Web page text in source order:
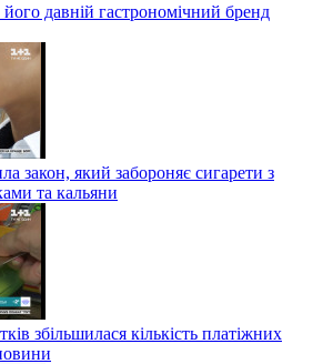
давній гастрономічний бренд
закон, який забороняє сигарети з
та кальяни
збільшилася кількість платіжних